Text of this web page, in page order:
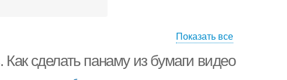
Показать все
Как сделать панаму из бумаги видео